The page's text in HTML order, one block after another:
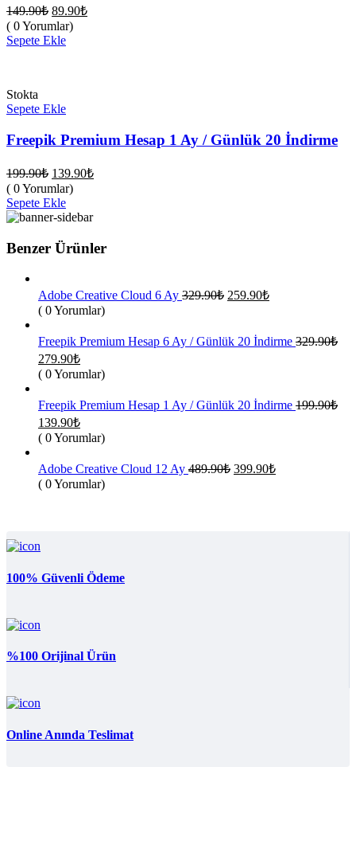
149.90₺ Orijinal
fiyat:
149.90₺.
89.90₺Şu
( 0 Yorumlar)
Sepete Ekle
Stokta
Sepete Ekle
Freepik Premium Hesap 1 Ay / Günlük 20 İndirme
199.90₺ Orijinal
fiyat:
199.90₺.
139.90₺Şu
139.90₺.
( 0 Yorumlar)
Sepete Ekle
Benzer Ürünler
Adobe Creative Cloud 6 Ay 329.90₺ Orijinal
259.90₺Şu
259.90₺.
( 0 Yorumlar)
Freepik Premium Hesap 6 Ay / Günlük 20 İndirme 329.90₺
Orijinal
fiyat:
279.90₺Şu
andaki
fiyat:
279.90₺.
( 0 Yorumlar)
Freepik Premium Hesap 1 Ay / Günlük 20 İndirme 199.90₺
Orijinal
fiyat:
139.90₺Şu
andaki
fiyat:
139.90₺.
( 0 Yorumlar)
Adobe Creative Cloud 12 Ay 489.90₺ Orijinal
399.90₺Şu
( 0 Yorumlar)
100% Güvenli Ödeme
%100 Orijinal Ürün
Online Anında Teslimat